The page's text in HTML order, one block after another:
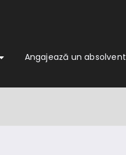
Angajează un absolvent